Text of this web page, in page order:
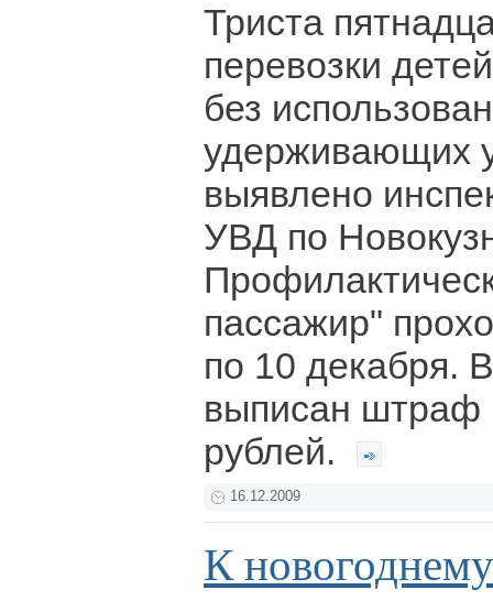
Триста
перевозки
без
удерживающих
выявлено
УВД по
пассажир"
по 10 декабря.
выписан штраф
рублей.
16.12.2009
К